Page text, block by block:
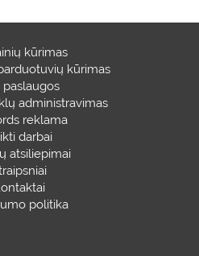
kūrimas
kūrimas
paslaugos
administravimas
reklama
darbai
atsiliepimai
politika